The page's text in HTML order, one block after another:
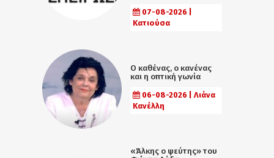
07-08-2026 |
Κατιούσα
Ο καθένας, ο κανένας
και η οπτική γωνία
06-08-2026 | Λιάνα
Κανέλλη
«Άλκης ο ψεύτης» του